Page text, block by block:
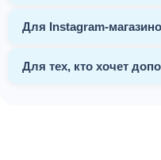
Для Instagram-
Для тех, кто хочет